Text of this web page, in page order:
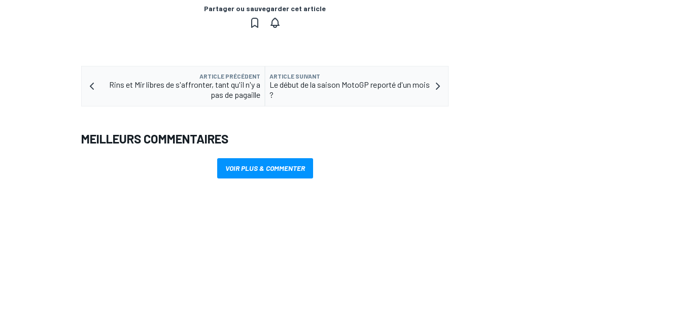
Partager ou sauvegarder cet article
ARTICLE PRÉCÉDENT
Rins et Mir libres de s'affronter, tant qu'il n'y a
pas de pagaille
ARTICLE SUIVANT
Le début de la saison MotoGP reporté d'un mois
?
MEILLEURS COMMENTAIRES
VOIR PLUS & COMMENTER